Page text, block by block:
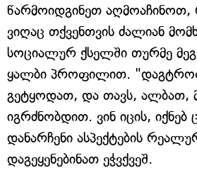
წარმოიდგინეთ
ვიღაც თქვენთვის ძალიან
სოციალურ ქსელში თურმე
ყალბი პროფილით.
გეტყოდათ, და თავს, ალბათ,
იგრძნობდით. ვინ იცის, იქნებ
დანარჩენი ასპექტების
დაგეყენებინათ ეჭვქვეშ.